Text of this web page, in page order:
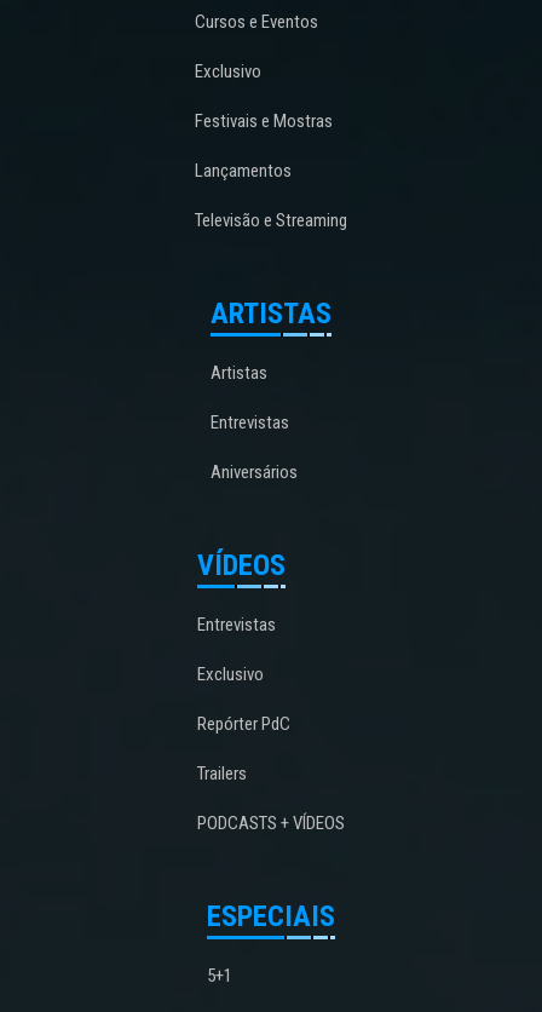
Cursos e Eventos
Exclusivo
Festivais e Mostras
Lançamentos
Televisão e Streaming
ARTISTAS
Artistas
Entrevistas
Aniversários
VÍDEOS
Entrevistas
Exclusivo
Repórter PdC
Trailers
PODCASTS + VÍDEOS
ESPECIAIS
5+1